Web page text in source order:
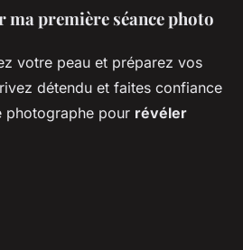
première séance photo
votre peau et préparez vos
détendu et faites confiance
photographe pour révéler